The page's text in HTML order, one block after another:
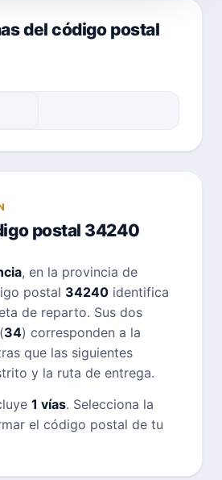
del código postal
postal 34240
, en la provincia de
postal 34240 identifica
de reparto. Sus dos
34) corresponden a la
que las siguientes
y la ruta de entrega.
1 vías. Selecciona la
el código postal de tu